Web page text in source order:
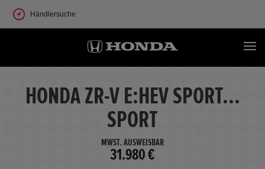
Händlersuche
HONDA ZR-V E:HEV SPORT...
SPORT
MWST. AUSWEISBAR
31.980 €